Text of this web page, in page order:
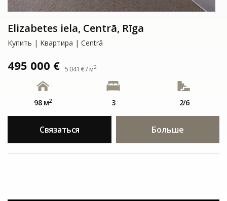
Elizabetes iela, Centrā, Rīga
Купить | Kвартирa | Centrā
495 000 € 5 041 € / м2
98 м2 3 2/6
Связаться Больше